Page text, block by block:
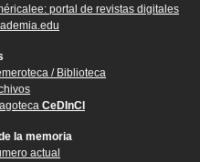
portal de revistas digitales
/ Biblioteca
CeDInCI
la memoria
actual